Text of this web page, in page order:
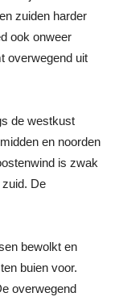
zuiden harder
ook onweer
overwegend uit
de westkust
en noorden
is zwak
zuid. De
bewolkt en
buien voor.
overwegend